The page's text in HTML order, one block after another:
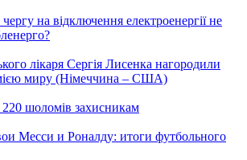
на відключення електроенергії не
лікаря Сергія Лисенка нагородили
миру (Німеччина – США)
шоломів захисникам
Месси и Роналду: итоги футбольного